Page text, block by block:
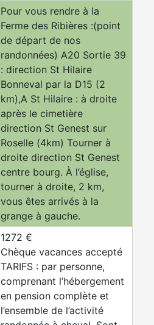
Pour vous rendre à la
Ferme des Ribières :(point
de départ de nos
randonnées) A20 Sortie 39
: direction St Hilaire
Bonneval par la D15 (2
km),A St Hilaire : à droite
après le cimetière
direction St Genest sur
Roselle (4km) Tourner à
droite direction St Genest
centre bourg. À l’église,
tourner à droite, 2 km,
vous êtes arrivés à la
grange à gauche.
1272 €
Chèque vacances accepté
TARIFS : par personne,
comprenant l’hébergement
en pension complète et
l’ensemble de l’activité